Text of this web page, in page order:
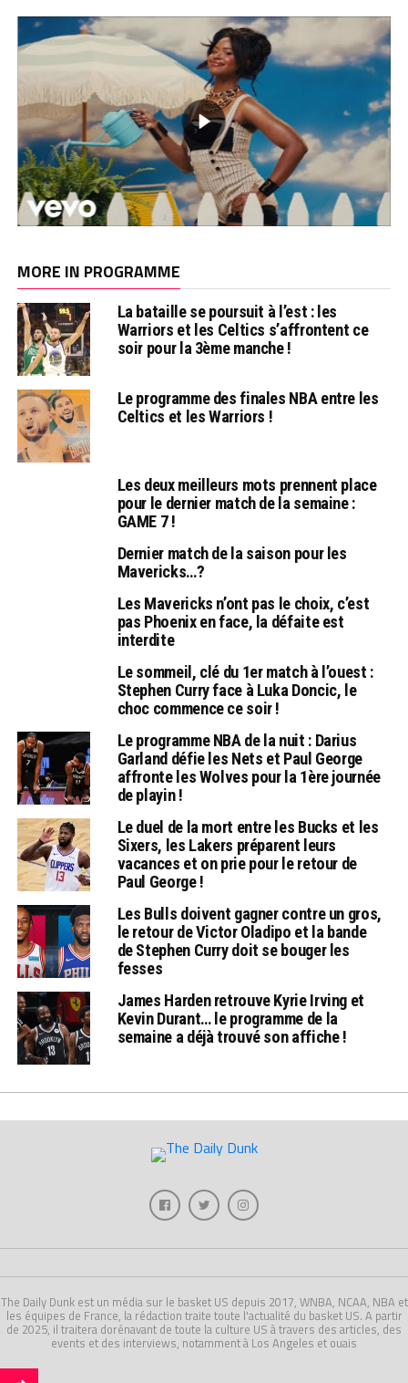
MORE IN PROGRAMME
La bataille se poursuit à l’est : les
Warriors et les Celtics s’affrontent ce
soir pour la 3ème manche !
Le programme des finales NBA entre les
Celtics et les Warriors !
Les deux meilleurs mots prennent place
pour le dernier match de la semaine :
GAME 7 !
Dernier match de la saison pour les
Mavericks…?
Les Mavericks n’ont pas le choix, c’est
pas Phoenix en face, la défaite est
interdite
Le sommeil, clé du 1er match à l’ouest :
Stephen Curry face à Luka Doncic, le
choc commence ce soir !
Le programme NBA de la nuit : Darius
Garland défie les Nets et Paul George
affronte les Wolves pour la 1ère journée
de playin !
Le duel de la mort entre les Bucks et les
Sixers, les Lakers préparent leurs
vacances et on prie pour le retour de
Paul George !
Les Bulls doivent gagner contre un gros,
le retour de Victor Oladipo et la bande
de Stephen Curry doit se bouger les
fesses
James Harden retrouve Kyrie Irving et
Kevin Durant… le programme de la
semaine a déjà trouvé son affiche !
The Daily Dunk est un média sur le basket US depuis 2017, WNBA, NCAA, NBA et
les équipes de France, la rédaction traite toute l'actualité du basket US. A partir
de 2025, il traitera dorénavant de toute la culture US à travers des articles, des
events et des interviews, notamment à Los Angeles et ouais